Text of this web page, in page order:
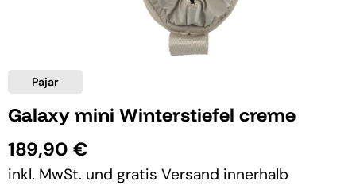
Pajar
Galaxy mini Winterstiefel creme
189,90 €
inkl. MwSt. und gratis Versand innerhalb